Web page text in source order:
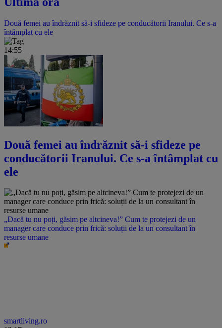
Două femei au îndrăznit să-i sfideze pe conducătorii Iranului. Ce s-a
întâmplat cu ele
14:55
Două femei au îndrăznit să-i sfideze pe
conducătorii Iranului. Ce s-a întâmplat cu
ele
„Dacă tu nu poți, găsim pe altcineva!” Cum te protejezi de un
manager care conduce prin frică: soluții de la un consultant în
resurse umane
smartliving.ro